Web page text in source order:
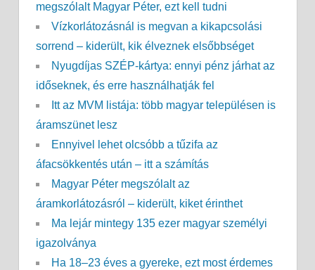
megszólalt Magyar Péter, ezt kell tudni
Vízkorlátozásnál is megvan a kikapcsolási
sorrend – kiderült, kik élveznek elsőbbséget
Nyugdíjas SZÉP-kártya: ennyi pénz járhat az
időseknek, és erre használhatják fel
Itt az MVM listája: több magyar településen is
áramszünet lesz
Ennyivel lehet olcsóbb a tűzifa az
áfacsökkentés után – itt a számítás
Magyar Péter megszólalt az
áramkorlátozásról – kiderült, kiket érinthet
Ma lejár mintegy 135 ezer magyar személyi
igazolványa
Ha 18–23 éves a gyereke, ezt most érdemes